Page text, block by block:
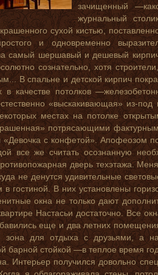
зачищенный
журнальный
сухой кистью,
и одновременно
самый шершавый и дешевый
сознательно, хотя
В спальне и детской кирпич
в качестве потолков
«выскакивающая» из-
местах на потолке
потрясающими
«Девочка с конфетой». Апофеозом
все же считать осознанную
дверь техэтажа.
не денутся удивительные
в гостиной. В них установлены
окна не только дают
Настасьи достаточно. Все
еще и два летних
зона для отдыха с друзьями, а
барной стойкой —в теплое время
Интерьер получился довольно